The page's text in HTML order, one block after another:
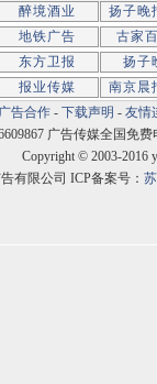
醉境酒业
扬子晚
地铁广告
古家
东方卫报
扬子
报业传媒
南京晨
广告合作 - 下载声明 - 友情
广告传媒全国免费
Copyright © 2003-2016
有限公司 ICP备案号：